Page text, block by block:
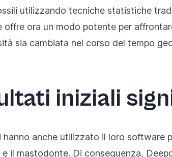
utilizzando tecniche statistiche
offre ora un modo potente per
sia cambiata nel corso del tempo
iniziali
hanno anche utilizzato il loro software
e il mastodonte. Di conseguenza,